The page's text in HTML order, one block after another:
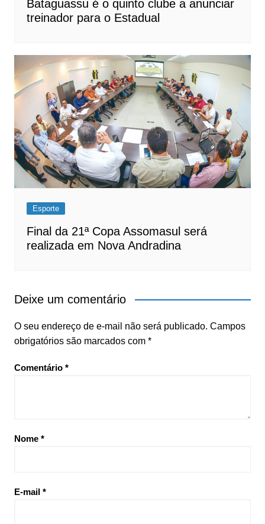
Bataguassu é o quinto clube a anunciar
treinador para o Estadual
Esporte
Final da 21ª Copa Assomasul será
realizada em Nova Andradina
Deixe um comentário
O seu endereço de e-mail não será publicado. Campos
obrigatórios são marcados com *
Comentário *
Nome *
E-mail *